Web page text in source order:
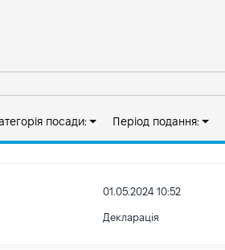
посади: Період подання:
01.05.2024 10:52
Декларація